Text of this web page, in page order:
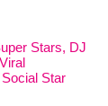
Stars, DJ
Star